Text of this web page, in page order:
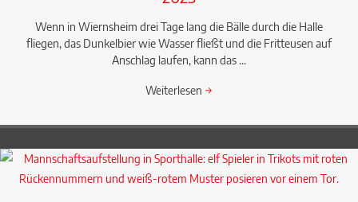
Wenn in Wiernsheim drei Tage lang die Bälle durch die Halle
fliegen, das Dunkelbier wie Wasser fließt und die Fritteusen auf
Anschlag laufen, kann das ...
Weiterlesen →